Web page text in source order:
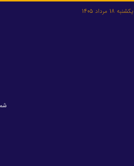
یکشنبه 18 مرداد 1405